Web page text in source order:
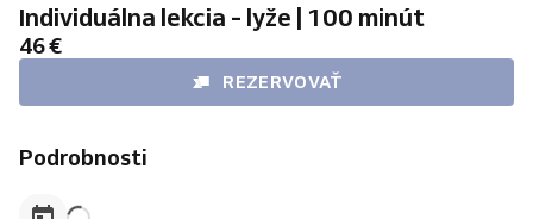
Individuálna lekcia - lyže | 100 minút
46 €
REZERVOVAŤ
Podrobnosti